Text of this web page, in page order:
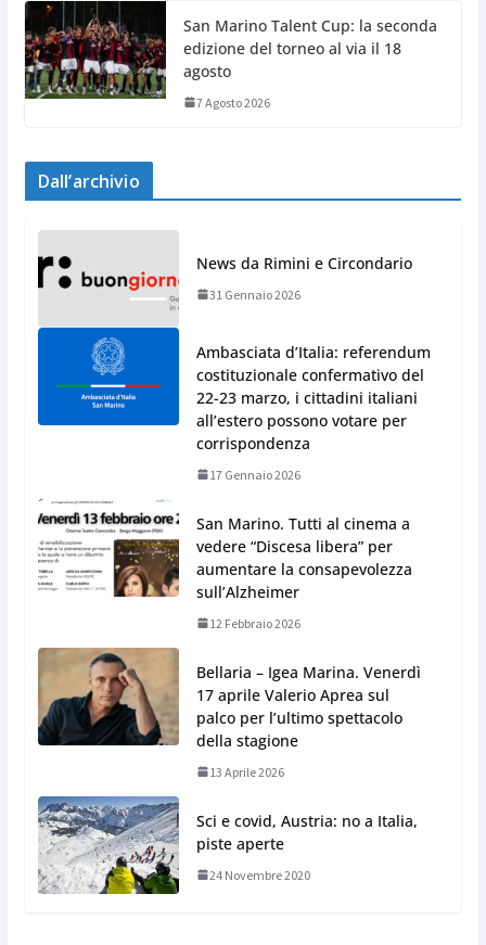
San Marino Talent Cup: la seconda
edizione del torneo al via il 18
agosto
7 Agosto 2026
Dall’archivio
News da Rimini e Circondario
31 Gennaio 2026
Ambasciata d’Italia: referendum
costituzionale confermativo del
22-23 marzo, i cittadini italiani
all’estero possono votare per
corrispondenza
17 Gennaio 2026
San Marino. Tutti al cinema a
vedere “Discesa libera” per
aumentare la consapevolezza
sull’Alzheimer
12 Febbraio 2026
Bellaria – Igea Marina. Venerdì
17 aprile Valerio Aprea sul
palco per l’ultimo spettacolo
della stagione
13 Aprile 2026
Sci e covid, Austria: no a Italia,
piste aperte
24 Novembre 2020